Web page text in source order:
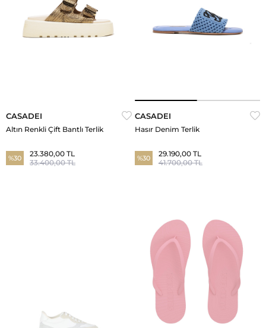
CASADEI
Altın Renkli Çift Bantlı Terlik
%30
23.380,00 TL
33.400,00 TL
CASADEI
Hasır Denim Terlik
%30
29.190,00 TL
41.700,00 TL